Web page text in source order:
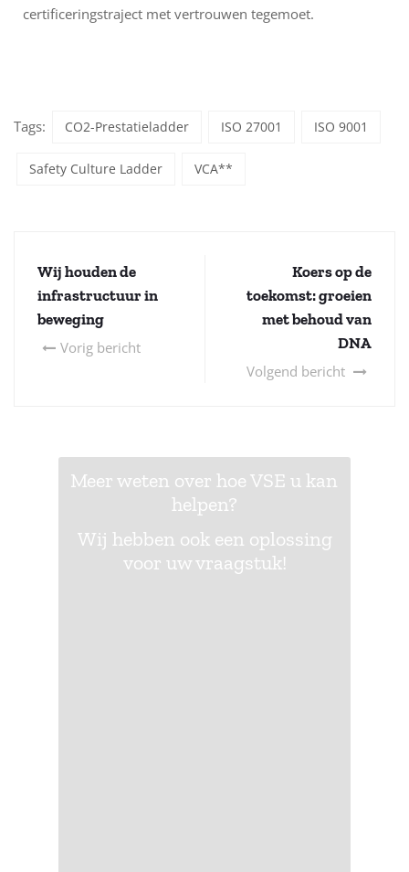
certificeringstraject met vertrouwen tegemoet.
Tags: CO2-Prestatieladder ISO 27001 ISO 9001
Safety Culture Ladder VCA**
Wij houden de
infrastructuur in
beweging
Vorig bericht
Koers op de
toekomst: groeien
met behoud van
DNA
Volgend bericht
Meer weten over hoe VSE u kan
helpen?
Wij hebben ook een oplossing
voor uw vraagstuk!